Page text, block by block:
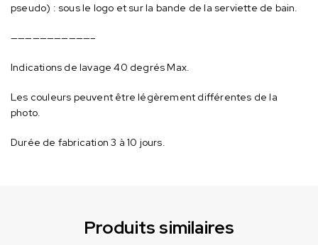
pseudo) : sous le logo et sur la bande de la serviette de bain.
———————————–
Indications de lavage 40 degrés Max.
Les couleurs peuvent être légèrement différentes de la
photo.
Durée de fabrication 3 à 10 jours.
Produits similaires